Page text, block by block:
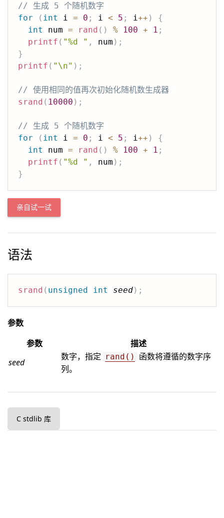
// 生成 5 个随机数字
for
( int i = 0 ; i < 5 ; i++ )
{
int
num = rand ( ) % 100 + 1 ;
printf ( "%d " , num ) ;
}
printf ( "\n" ) ;
// 使用相同的值再次初始化随机数生成器
srand ( 10000 ) ;
// 生成 5 个随机数字
for
( int i = 0 ; i < 5 ; i++ )
{
int
num = rand ( ) % 100 + 1 ;
printf ( "%d " , num ) ;
}
亲自试一试
语法
srand ( unsigned int seed) ;
参数
参数
描述
seed
数字，指定 rand()
函数将遵循的数字序
列。
C stdlib 库